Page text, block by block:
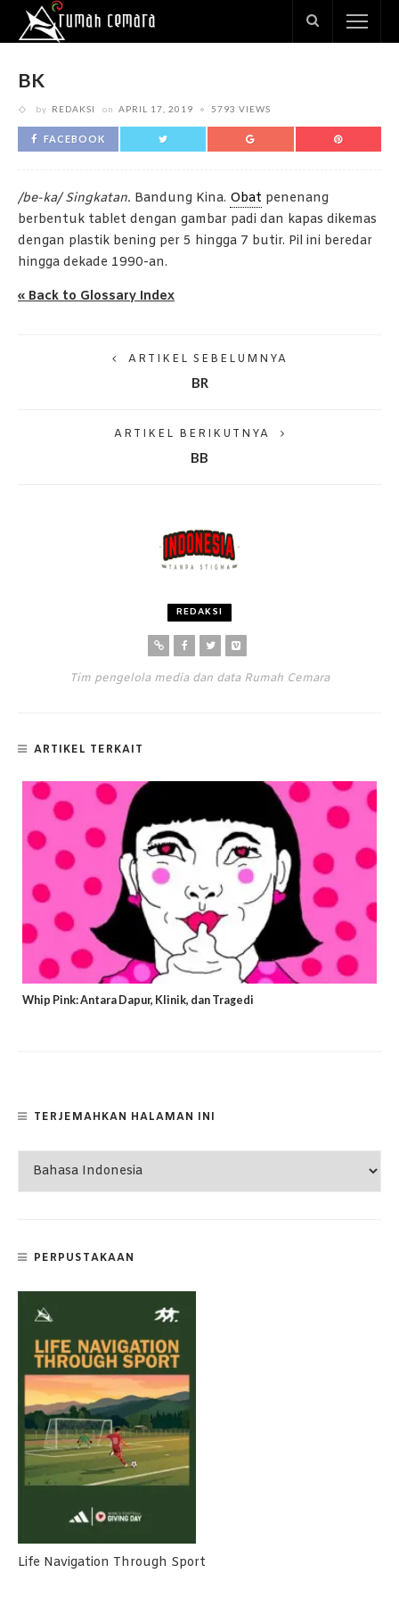
BK
by REDAKSI on APRIL 17, 2019 5793 VIEWS
FACEBOOK
/be-ka/ Singkatan. Bandung Kina. Obat penenang
berbentuk tablet dengan gambar padi dan kapas dikemas
dengan plastik bening per 5 hingga 7 butir. Pil ini beredar
hingga dekade 1990-an.
« Back to Glossary Index
ARTIKEL SEBELUMNYA
BR
ARTIKEL BERIKUTNYA
BB
REDAKSI
Tim pengelola media dan data Rumah Cemara
ARTIKEL TERKAIT
Whip Pink: Antara Dapur, Klinik, dan Tragedi
TERJEMAHKAN HALAMAN INI
PERPUSTAKAAN
Life Navigation Through Sport